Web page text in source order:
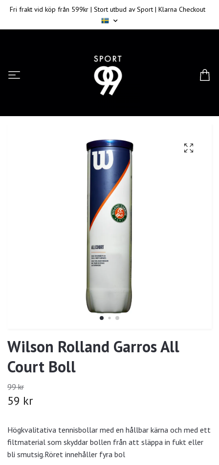
Fri frakt vid köp från 599kr | Stort utbud av Sport | Klarna Checkout
Wilson Rolland Garros All
Court Boll
99 kr
59 kr
Högkvalitativa tennisbollar med en hållbar kärna och med ett
filtmaterial som skyddar bollen från att släppa in fukt eller
bli smutsig.Röret innehåller fyra bol